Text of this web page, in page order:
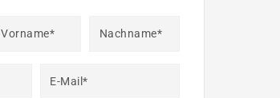
Vorname* Nachname*
E-Mail*